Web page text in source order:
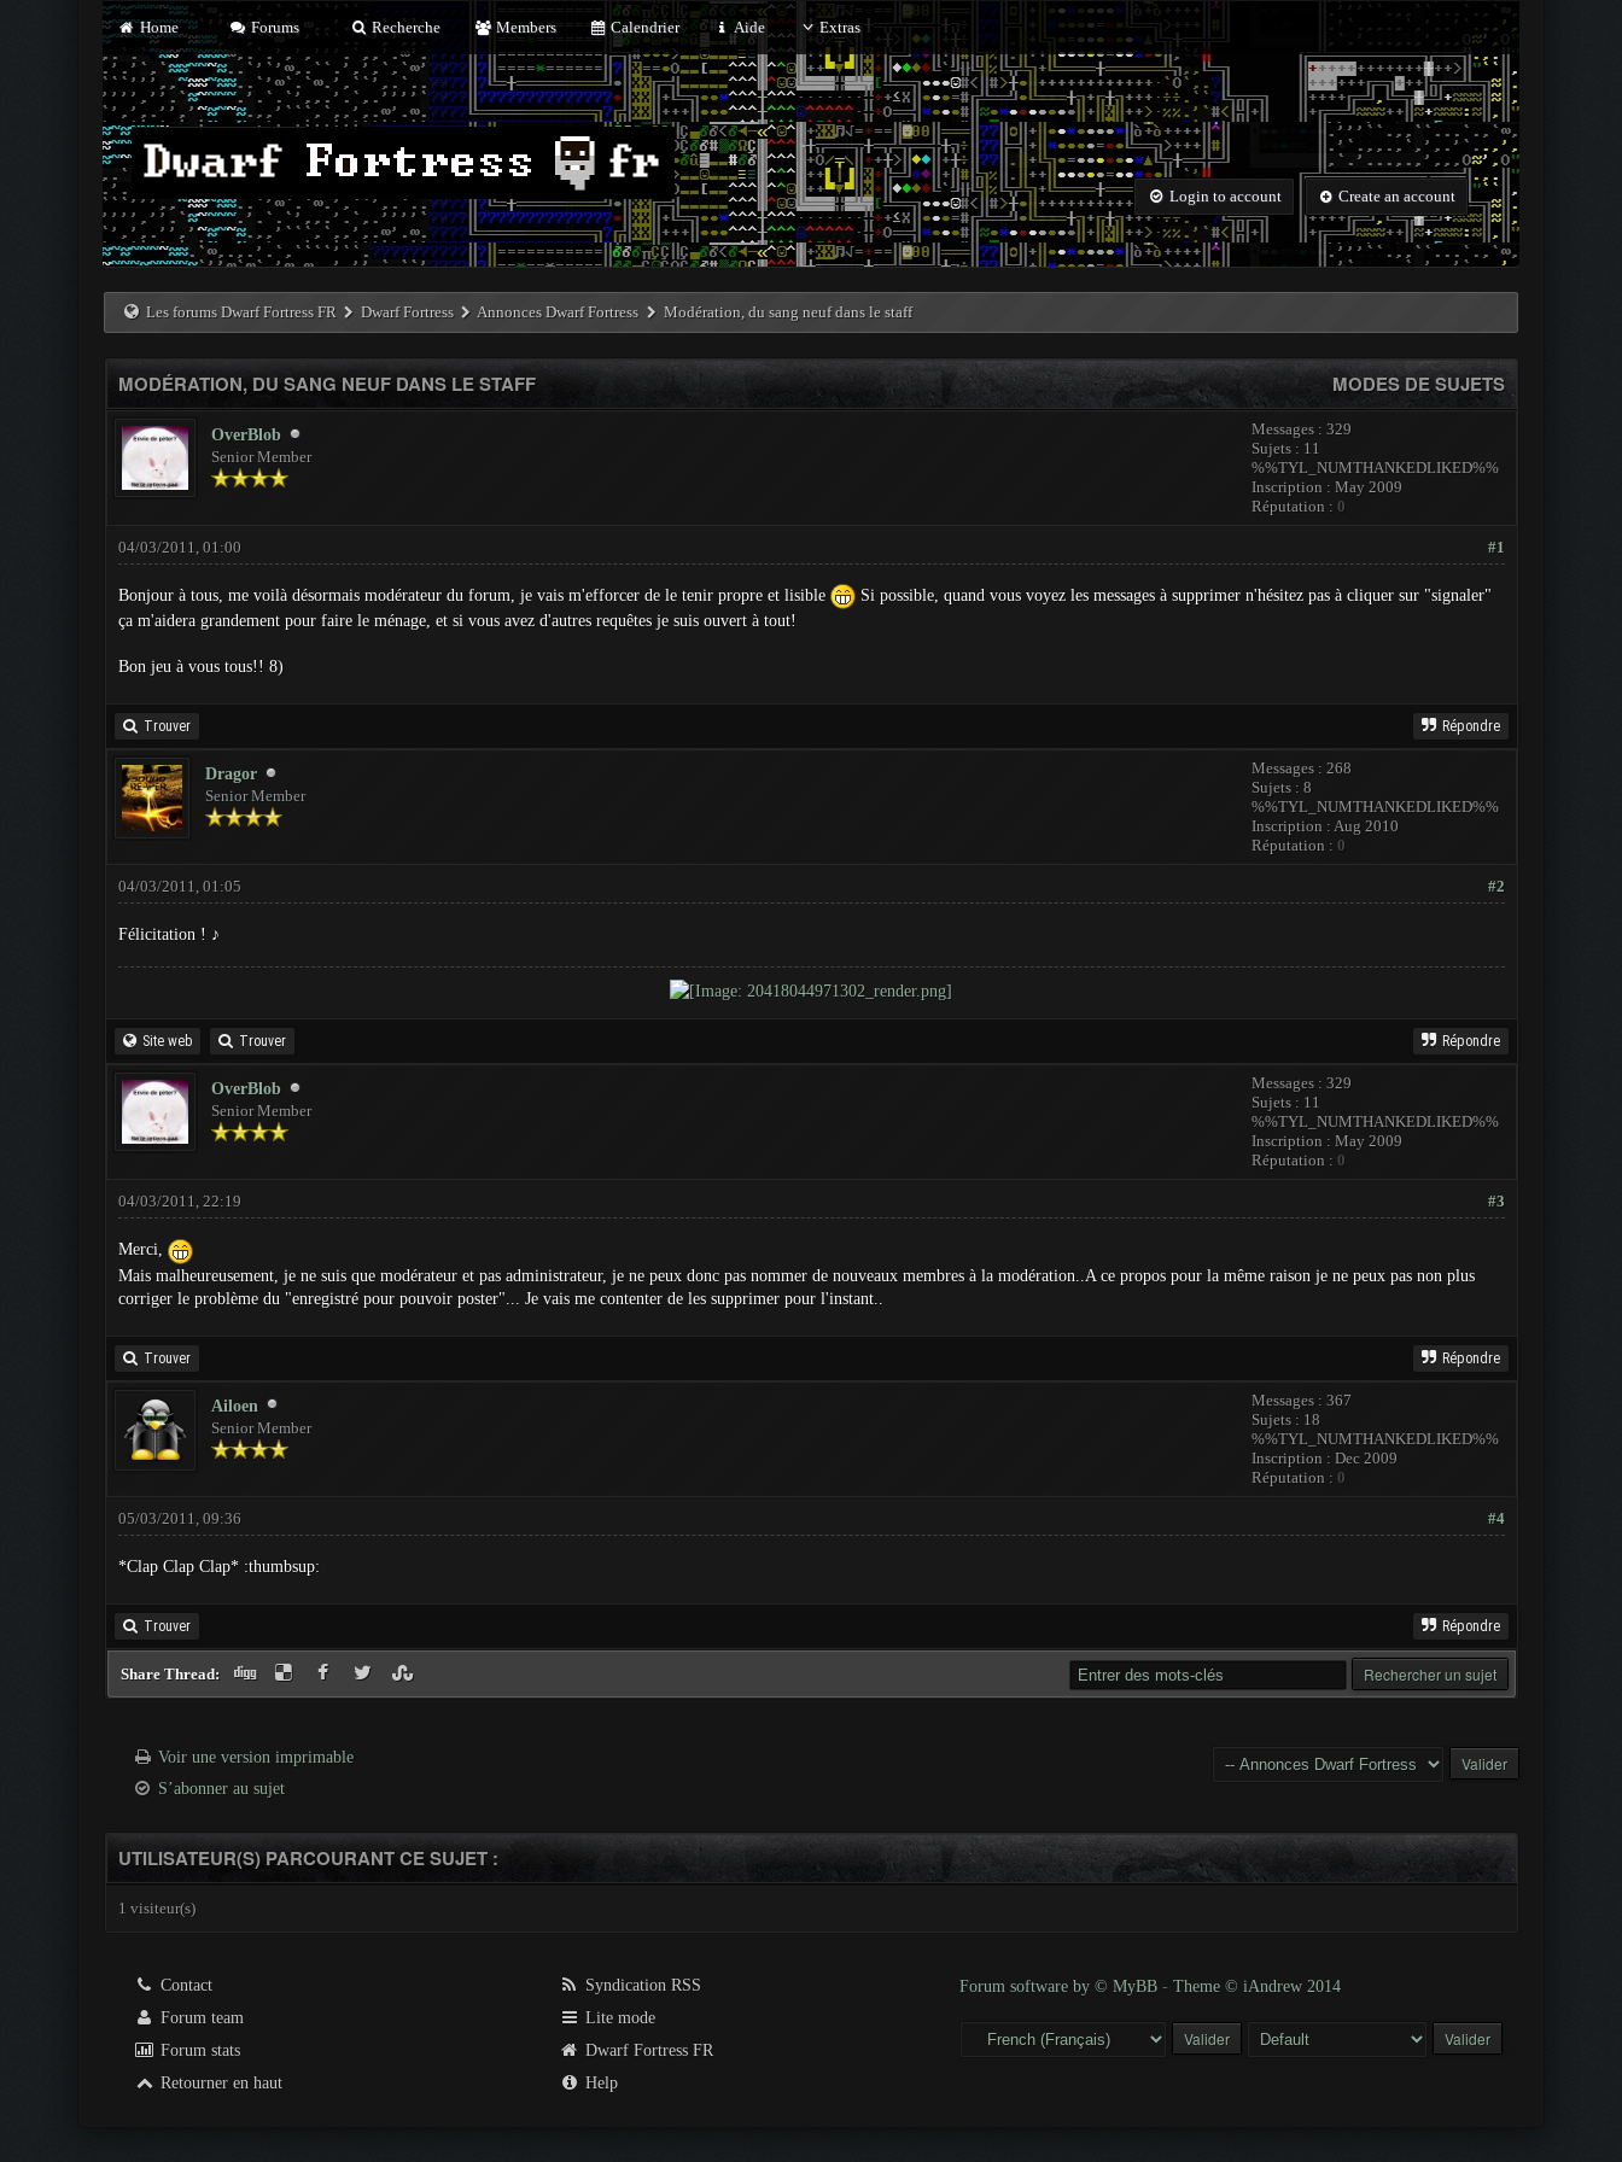
Home Forums Recherche Members Calendrier Aide Extras
Login to account Create an account
Les forums Dwarf Fortress FR Dwarf Fortress Annonces Dwarf Fortress Modération, du sang neuf dans le staff
MODES DE SUJETS
MODÉRATION, DU SANG NEUF DANS LE STAFF
OverBlob
Senior Member
Messages : 329
Sujets : 11
%%TYL_NUMTHANKEDLIKED%%
Inscription : May 2009
Réputation : 0
#1
04/03/2011, 01:00
Bonjour à tous, me voilà désormais modérateur du forum, je vais m'efforcer de le tenir propre et lisible
Si possible, quand vous voyez les messages à supprimer n'hésitez pas à cliquer sur "signaler"
ça m'aidera grandement pour faire le ménage, et si vous avez d'autres requêtes je suis ouvert à tout!
Bon jeu à vous tous!! 8)
Trouver Répondre
Dragor
Senior Member
Messages : 268
Sujets : 8
%%TYL_NUMTHANKEDLIKED%%
Inscription : Aug 2010
Réputation : 0
#2
04/03/2011, 01:05
Félicitation ! ♪
Site web Trouver Répondre
OverBlob
Senior Member
Messages : 329
Sujets : 11
%%TYL_NUMTHANKEDLIKED%%
Inscription : May 2009
Réputation : 0
#3
04/03/2011, 22:19
Merci,
Mais malheureusement, je ne suis que modérateur et pas administrateur, je ne peux donc pas nommer de nouveaux membres à la modération..A ce propos pour la même raison je ne peux pas non plus
corriger le problème du "enregistré pour pouvoir poster"... Je vais me contenter de les supprimer pour l'instant..
Trouver Répondre
Ailoen
Senior Member
Messages : 367
Sujets : 18
%%TYL_NUMTHANKEDLIKED%%
Inscription : Dec 2009
Réputation : 0
#4
05/03/2011, 09:36
*Clap Clap Clap* :thumbsup:
Trouver Répondre
Share Thread:
Voir une version imprimable
S’abonner au sujet
UTILISATEUR(S) PARCOURANT CE SUJET :
1 visiteur(s)
Contact
Forum team
Forum stats
Retourner en haut
Syndication RSS
Lite mode
Dwarf Fortress FR
Help
Forum software by © MyBB - Theme © iAndrew 2014